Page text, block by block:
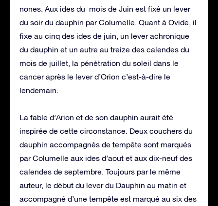
nones. Aux ides du mois de Juin est fixé un lever
du soir du dauphin par Columelle. Quant à Ovide, il
fixe au cinq des ides de juin, un lever achronique
du dauphin et un autre au treize des calendes du
mois de juillet, la pénétration du soleil dans le
cancer après le lever d’Orion c’est-à-dire le
lendemain.
La fable d’Arion et de son dauphin aurait été
inspirée de cette circonstance. Deux couchers du
dauphin accompagnés de tempête sont marqués
par Columelle aux ides d’aout et aux dix-neuf des
calendes de septembre. Toujours par le même
auteur, le début du lever du Dauphin au matin et
accompagné d’une tempête est marqué au six des